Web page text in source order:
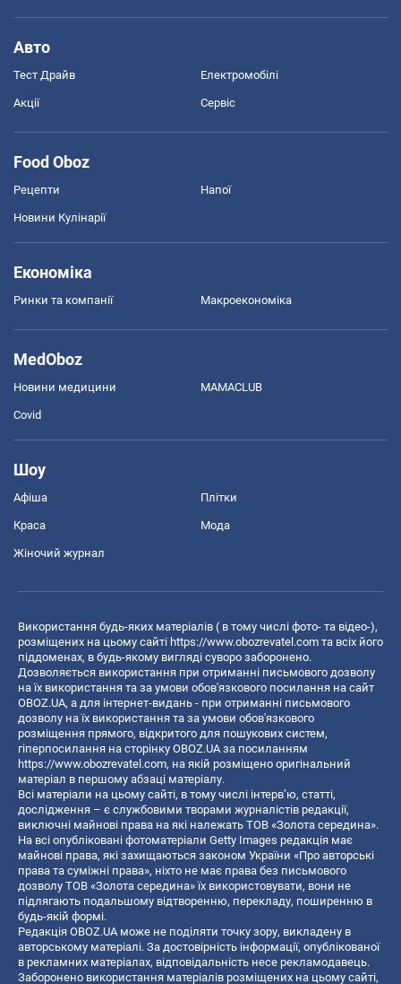
Авто
Тест Драйв Електромобілі
Акції Сервіс
Food Oboz
Рецепти Напої
Новини Кулінарії
Економіка
Ринки та компанії Макроекономіка
MedOboz
Новини медицини MAMACLUB
Covid
Шоу
Афіша Плітки
Краса Мода
Жіночий журнал
Використання будь-яких матеріалів ( в тому числі фото- та відео-),
розміщених на цьому сайті https://www.obozrevatel.com та всіх його
піддоменах, в будь-якому вигляді суворо заборонено.
Дозволяється використання при отриманні письмового дозволу
на їх використання та за умови обов'язкового посилання на сайт
OBOZ.UA, а для інтернет-видань - при отриманні письмового
дозволу на їх використання та за умови обов'язкового
розміщення прямого, відкритого для пошукових систем,
гіперпосилання на сторінку OBOZ.UA за посиланням
https://www.obozrevatel.com, на якій розміщено оригінальний
матеріал в першому абзаці матеріалу.
Всі матеріали на цьому сайті, в тому числі інтерв’ю, статті,
дослідження – є службовими творами журналістів редакції,
виключні майнові права на які належать ТОВ «Золота середина».
На всі опубліковані фотоматеріали Getty Images редакція має
майнові права, які захищаються законом України «Про авторські
права та суміжні права», ніхто не має права без письмового
дозволу ТОВ «Золота середина» їх використовувати, вони не
підлягають подальшому відтворенню, перекладу, поширенню в
будь-якій формі.
Редакція OBOZ.UA може не поділяти точку зору, викладену в
авторському матеріалі. За достовірність інформації, опублікованої
в рекламних матеріалах, відповідальність несе рекламодавець.
Заборонено використання матеріалів розміщених на цьому сайті,